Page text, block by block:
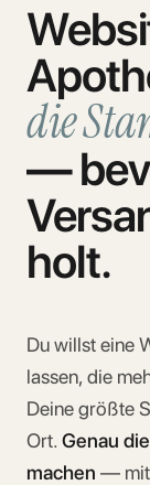
die
—
holt.
Du willst eine
lassen, die
Deine größte
Ort. Genau
machen — mit